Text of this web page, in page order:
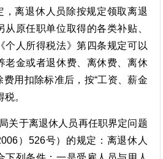
，离退休人员除按规定领取离退
原任职单位取得的各类补贴、
个人所得税法》第四条规定可以
老金或者退休费、离休费、离休
用扣除标准后，按“工资、薪金
。
关于离退休人员再任职界定问题
）526号）的规定：离退休人